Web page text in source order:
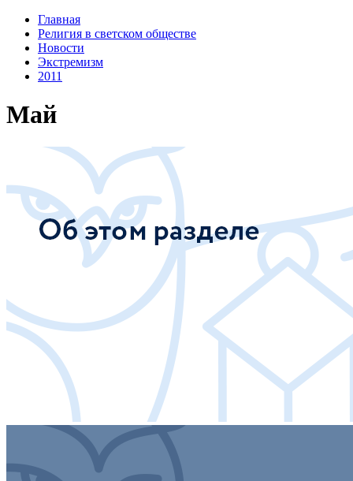
Главная
Религия в светском обществе
Новости
Экстремизм
2011
Май